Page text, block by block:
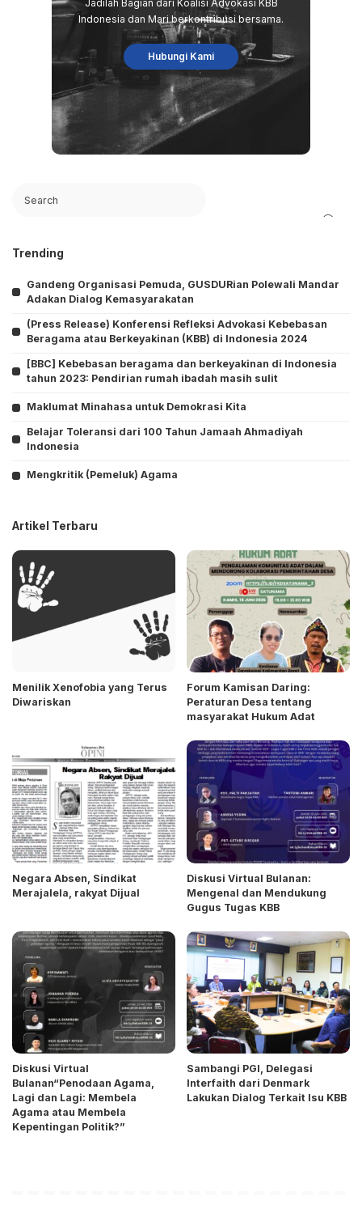
Jadilah Bagian dari Koalisi Advokasi KBB
Indonesia dan Mari berkontribusi bersama.
Hubungi Kami
Trending
Gandeng Organisasi Pemuda, GUSDURian Polewali Mandar
Adakan Dialog Kemasyarakatan
(Press Release) Konferensi Refleksi Advokasi Kebebasan
Beragama atau Berkeyakinan (KBB) di Indonesia 2024
[BBC] Kebebasan beragama dan berkeyakinan di Indonesia
tahun 2023: Pendirian rumah ibadah masih sulit
Maklumat Minahasa untuk Demokrasi Kita
Belajar Toleransi dari 100 Tahun Jamaah Ahmadiyah
Indonesia
Mengkritik (Pemeluk) Agama
Artikel Terbaru
Menilik Xenofobia yang Terus
Diwariskan
Forum Kamisan Daring:
Peraturan Desa tentang
masyarakat Hukum Adat
Negara Absen, Sindikat
Merajalela, rakyat Dijual
Diskusi Virtual Bulanan:
Mengenal dan Mendukung
Gugus Tugas KBB
Diskusi Virtual
Bulanan“Penodaan Agama,
Lagi dan Lagi: Membela
Agama atau Membela
Kepentingan Politik?”
Sambangi PGI, Delegasi
Interfaith dari Denmark
Lakukan Dialog Terkait Isu KBB